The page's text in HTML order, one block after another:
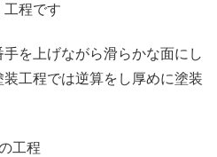
工程です
を上げながら滑らかな面にし
工程では逆算をし厚めに塗装
工程